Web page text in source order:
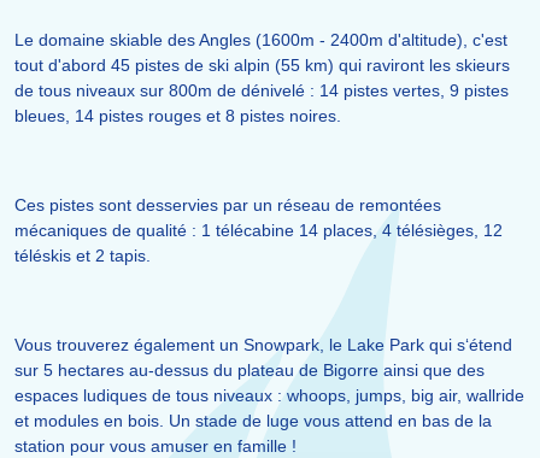
Le domaine skiable des Angles (1600m - 2400m d'altitude), c'est
tout d'abord 45 pistes de ski alpin (55 km) qui raviront les skieurs
de tous niveaux sur 800m de dénivelé : 14 pistes vertes, 9 pistes
bleues, 14 pistes rouges et 8 pistes noires.
Ces pistes sont desservies par un réseau de remontées
mécaniques de qualité : 1 télécabine 14 places, 4 télésièges, 12
téléskis et 2 tapis.
Vous trouverez également un Snowpark, le Lake Park qui s‘étend
sur 5 hectares au-dessus du plateau de Bigorre ainsi que des
espaces ludiques de tous niveaux : whoops, jumps, big air, wallride
et modules en bois. Un stade de luge vous attend en bas de la
station pour vous amuser en famille !